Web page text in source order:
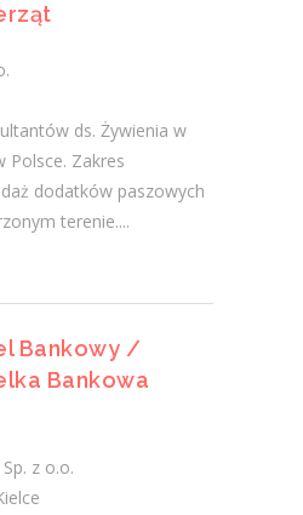
ds. Żywienia w
Polsce. Zakres
dodatków paszowych
terenie....
Bankowy /
Bankowa
Sp. z o.o.